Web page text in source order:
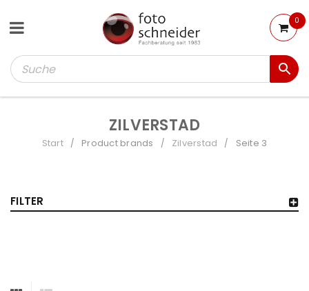
0
ZILVERSTAD
Start / Product brands / Zilverstad / Seite 3
FILTER